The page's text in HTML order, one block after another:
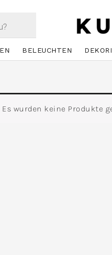
BELEUCHTEN
Es wurden keine Produkte